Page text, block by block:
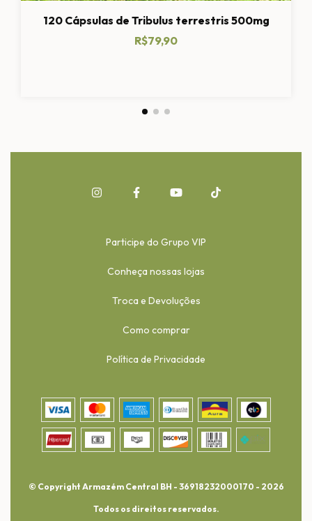
120 Cápsulas de Tribulus terrestris 500mg
R$79,90
Participe do Grupo VIP
Conheça nossas lojas
Troca e Devoluções
Como comprar
Política de Privacidade
© Copyright Armazém Central BH - 36918232000170 - 2026
Todos os direitos reservados.